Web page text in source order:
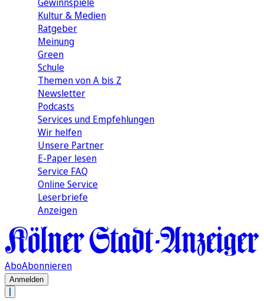
Kultur & Medien
Ratgeber
Meinung
Green
Schule
Themen von A bis Z
Newsletter
Podcasts
Services und Empfehlungen
Wir helfen
Unsere Partner
E-Paper lesen
Service FAQ
Online Service
Leserbriefe
Anzeigen
AboAbonnieren
Anmelden